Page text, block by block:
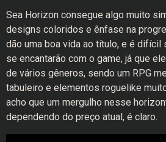
Sea Horizon consegue algo muito
designs coloridos e ênfase na
dão uma boa vida ao título, e é difícil
se encantarão com o game, já que
de vários gêneros, sendo um RPG
tabuleiro e elementos roguelike
acho que um mergulho nesse
dependendo do preço atual, é claro.